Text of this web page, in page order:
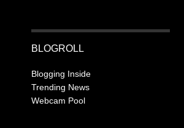
BLOGROLL
Blogging Inside
Trending News
Webcam Pool